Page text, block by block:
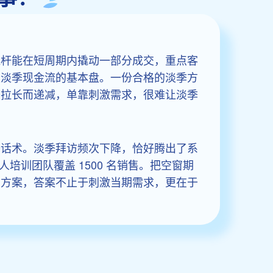
能在短周期内撬动一部分成交，重点客
季现金流的基本盘。一份合格的淡季方
长而递减，单靠刺激需求，很难让淡季
术。淡季拜访频次下降，恰好腾出了系
培训团队覆盖 1500 名销售。把空窗期
方案，答案不止于刺激当期需求，更在于